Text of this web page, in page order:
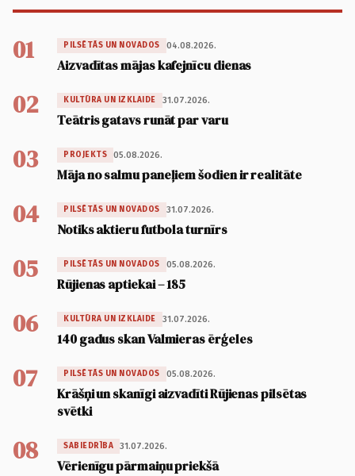
01 PILSĒTĀS UN NOVADOS 04.08.2026.
Aizvadītas mājas kafejnīcu dienas
02 KULTŪRA UN IZKLAIDE 31.07.2026.
Teātris gatavs runāt par varu
03 PROJEKTS 05.08.2026.
Māja no salmu paneļiem šodien ir realitāte
04 PILSĒTĀS UN NOVADOS 31.07.2026.
Notiks aktieru futbola turnīrs
05 PILSĒTĀS UN NOVADOS 05.08.2026.
Rūjienas aptiekai – 185
06 KULTŪRA UN IZKLAIDE 31.07.2026.
140 gadus skan Valmieras ērģeles
07 PILSĒTĀS UN NOVADOS 05.08.2026.
Krāšņi un skanīgi aizvadīti Rūjienas pilsētas
svētki
08 SABIEDRĪBA 31.07.2026.
Vērienīgu pārmaiņu priekšā